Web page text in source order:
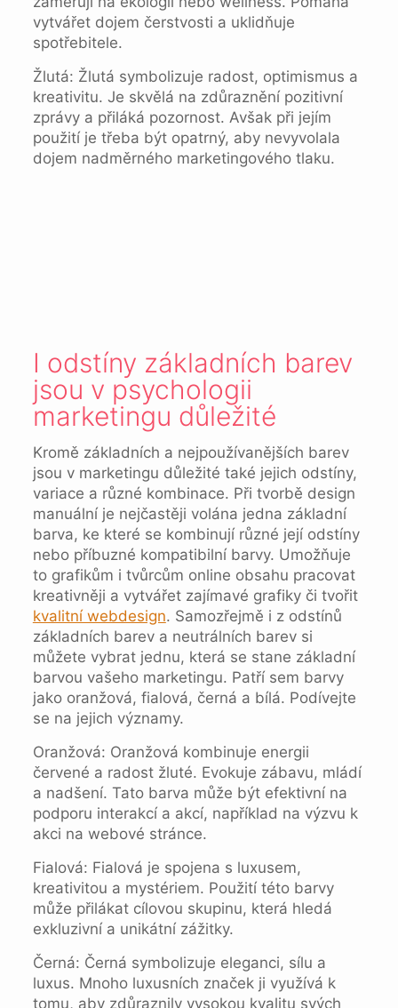
vytvářet dojem čerstvosti a uklidňuje
spotřebitele.
Žlutá: Žlutá symbolizuje radost, optimismus a
kreativitu. Je skvělá na zdůraznění pozitivní
zprávy a přiláká pozornost. Avšak při jejím
použití je třeba být opatrný, aby nevyvolala
dojem nadměrného marketingového tlaku.
I odstíny základních barev
jsou v psychologii
marketingu důležité
Kromě základních a nejpoužívanějších barev
jsou v marketingu důležité také jejich odstíny,
variace a různé kombinace. Při tvorbě design
manuální je nejčastěji volána jedna základní
barva, ke které se kombinují různé její odstíny
nebo příbuzné kompatibilní barvy. Umožňuje
to grafikům i tvůrcům online obsahu pracovat
kreativněji a vytvářet zajímavé grafiky či tvořit
kvalitní webdesign. Samozřejmě i z odstínů
základních barev a neutrálních barev si
můžete vybrat jednu, která se stane základní
barvou vašeho marketingu. Patří sem barvy
jako oranžová, fialová, černá a bílá. Podívejte
se na jejich významy.
Oranžová: Oranžová kombinuje energii
červené a radost žluté. Evokuje zábavu, mládí
a nadšení. Tato barva může být efektivní na
podporu interakcí a akcí, například na výzvu k
akci na webové stránce.
Fialová: Fialová je spojena s luxusem,
kreativitou a mystériem. Použití této barvy
může přilákat cílovou skupinu, která hledá
exkluzivní a unikátní zážitky.
Černá: Černá symbolizuje eleganci, sílu a
luxus. Mnoho luxusních značek ji využívá k
tomu, aby zdůraznily vysokou kvalitu svých